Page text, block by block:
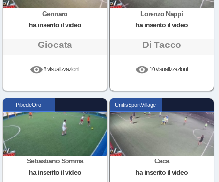
Gennaro
ha inserito il video
Giocata
8 visualizzazioni
Lorenzo Nappi
ha inserito il video
Di Tacco
10 visualizzazioni
PibedeOro
Sebastiano Somma
ha inserito il video
UnitisSportVillage
Caca
ha inserito il video